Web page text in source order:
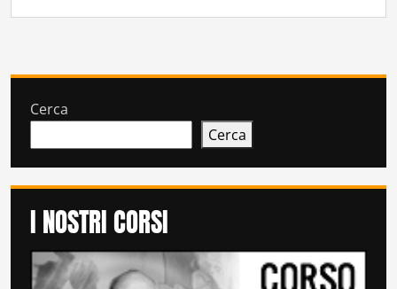
Cerca
Cerca
I NOSTRI CORSI